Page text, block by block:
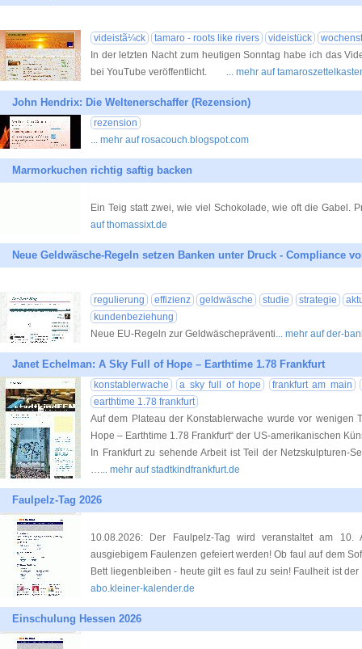
videistã¼ck tamaro - roots like rivers videistück
In der letzten Nacht zum heutigen Sonntag habe ich das
bei YouTube veröffentlicht. ... mehr auf
John Hendrix: Die Weltenerschaffer (Rezension)
rezension
... mehr auf rosacouch.blogspot.com
Marmorkuchen richtig saftig backen
Ein Teig statt zwei, wie viel Schokolade, wie oft die Gabel.
auf thomassixt.de
Neue Geldwäsche-Regeln setzen Banken unter Druck - Compliance
regulierung effizienz geldwäsche studie strategie
kundenbeziehung
Neue EU-Regeln zur Geldwäschepräventi... mehr auf der-
Janet Echelman: A Sky Full of Hope – Earthtime 1.78 Frankfurt
konstablerwache a sky full of hope
frankfurt am main
earthtime 1.78 frankfurt
Auf dem Plateau der Konstablerwache wurde vor wenigen
Hope – Earthtime 1.78 Frankfurt“ der US-amerikanischen
In Frankfurt zu sehende Arbeit ist Teil der Netzskulpturen-
…... mehr auf stadtkindfrankfurt.de
Faulpelz-Tag 2026
10.08.2026: Der Faulpelz-Tag wird veranstaltet am
ausgiebigem Faulenzen gefeiert werden! Ob faul auf dem
Bett liegenbleiben - heute gilt es faul zu sein! Faulheit ist
abo.kleiner-kalender.de
Einschulung Hessen 2026